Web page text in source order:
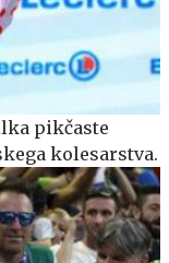
pikčaste
kolesarstva.